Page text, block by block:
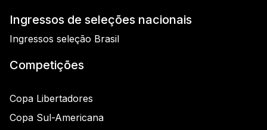
Ingressos de seleções nacionais
Ingressos seleção Brasil
Competições
Copa Libertadores
Copa Sul-Americana